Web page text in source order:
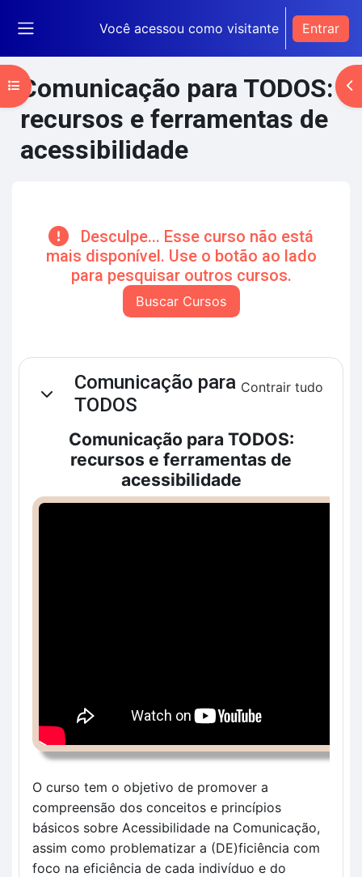
Você acessou como visitante Entrar
Comunicação para TODOS:
recursos e ferramentas de
acessibilidade
Desculpe... Esse curso não está
mais disponível. Use o botão ao lado
para pesquisar outros cursos.
Buscar Cursos
Abrir índice do curso
Contorno da seção
Contrair
Comunicação para
TODOS
Contrair tudo
Comunicação para TODOS:
recursos e ferramentas de
acessibilidade
O curso tem o objetivo de promover a
compreensão dos conceitos e princípios
básicos sobre Acessibilidade na Comunicação,
assim como problematizar a (DE)ficiência com
foco na eficiência de cada indivíduo e do